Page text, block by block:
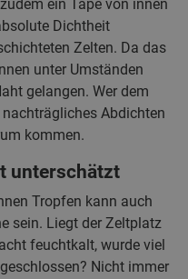
ein Tape von innen
Dichtheit
Zelten. Da das
unter Umständen
gelangen. Wer dem
Abdichten
kommen.
unterschätzt
Tropfen kann auch
sein. Liegt der Zeltplatz
feuchtkalt, wurde viel
Nicht immer